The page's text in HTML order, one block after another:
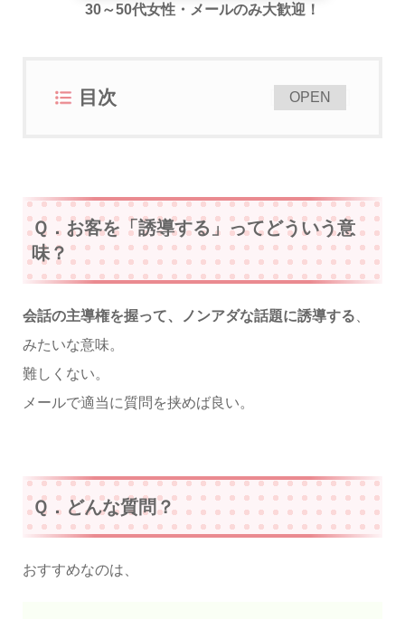
30～50代女性・メールのみ大歓迎！
目次 OPEN
Ｑ．お客を「誘導する」ってどういう意
味？
会話の主導権を握って、ノンアダな話題に誘導する、
みたいな意味。
難しくない。
メールで適当に質問を挟めば良い。
Ｑ．どんな質問？
おすすめなのは、